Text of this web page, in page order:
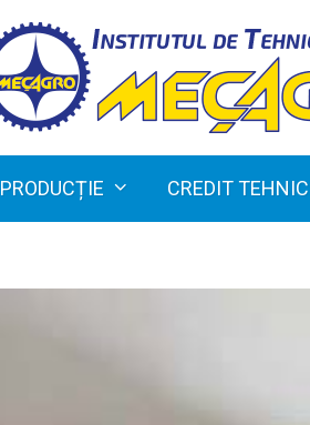
PRODUCȚIE CREDIT TEHNIC